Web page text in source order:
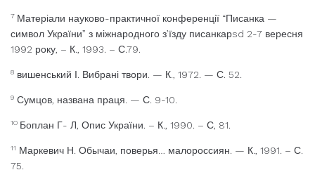
7 Матеріали науково-практичної конференції “Писанка —
символ України” з міжнародного з’їзду писанкарsd 2-7 вересня
1992 року, – К., 1993. – С.79.
8 вишенський І. Вибрані твори. — К., 1972. — С. 52.
9 Сумцов, названа праця. — С. 9-10.
10 Боплан Г- Л, Опис України. – К., 1990. – С, 81.
11 Маркевич Н. Обычаи, поверья… малороссиян. — К., 1991. – С.
75.